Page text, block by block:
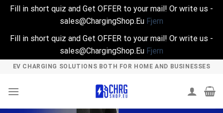
Fill in short quiz and Get OFFER to your mail! Or write us -
sales@ChargingShop.Eu Fjern
Fill in short quiz and Get OFFER to your mail! Or write us -
sales@ChargingShop.Eu Fjern
Skip
content
EV CHARGING SOLUTIONS BOTH FOR HOME AND BUSINESSES